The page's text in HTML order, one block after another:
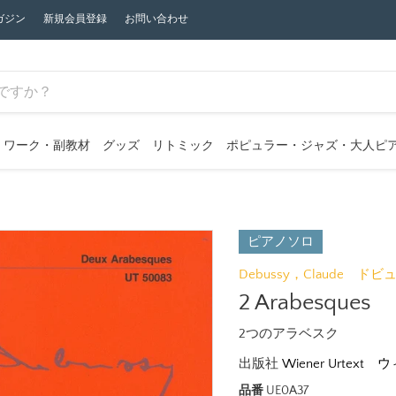
ジン 新規会員登録 お問い合わせ
ワーク・副教材 グッズ リトミック ポピュラー・ジャズ・大人ピ
ピアノソロ
Debussy，Claude ドビ
2 Arabesques
2つのアラベスク
出版社 Wiener Urtext ウ
品番 UE0A37